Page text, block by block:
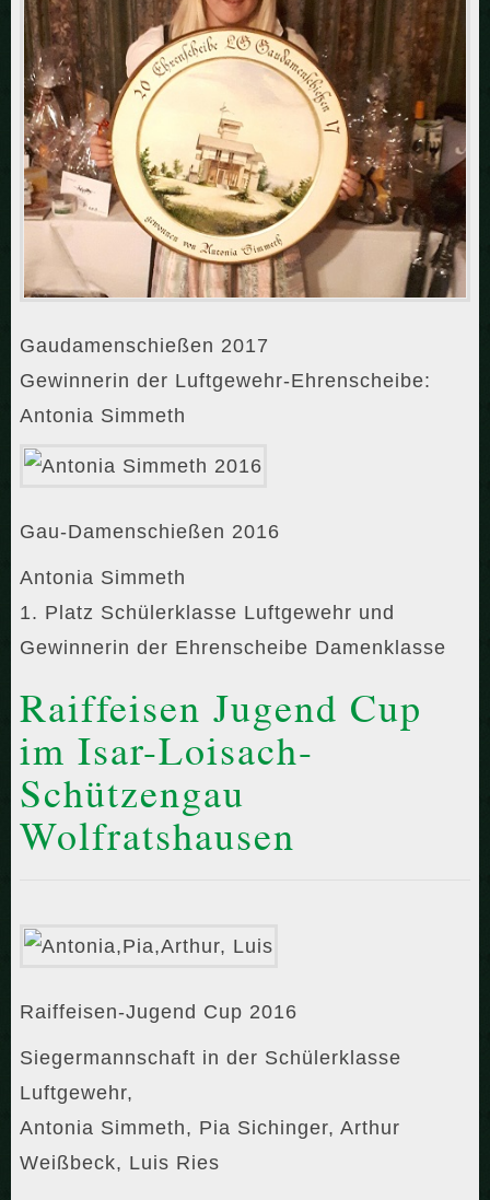
Gaudamenschießen 2017
Gewinnerin der Luftgewehr-Ehrenscheibe:
Antonia Simmeth
Gau-Damenschießen 2016
Antonia Simmeth
1. Platz Schülerklasse Luftgewehr und
Gewinnerin der Ehrenscheibe Damenklasse
Raiffeisen Jugend Cup
im Isar-Loisach-
Schützengau
Wolfratshausen
Raiffeisen-Jugend Cup 2016
Siegermannschaft in der Schülerklasse
Luftgewehr,
Antonia Simmeth, Pia Sichinger, Arthur
Weißbeck, Luis Ries